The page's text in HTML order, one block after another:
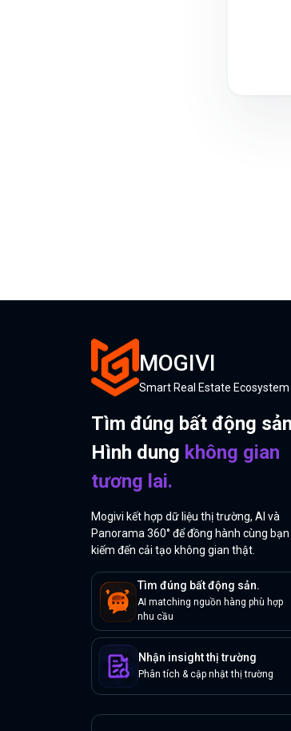
MOGIVI
Smart Real Estate Ecosystem
Tìm đúng bất động
Hình dung không gian
tương lai.
Mogivi kết hợp dữ liệu thị trường, AI và
Panorama 360° để đồng hành cùng
kiếm đến cải tạo không gian thật.
Tìm đúng bất động sản.
AI matching nguồn hàng phù hợp
nhu cầu
Nhận insight thị trường
Phân tích & cập nhật thị trường